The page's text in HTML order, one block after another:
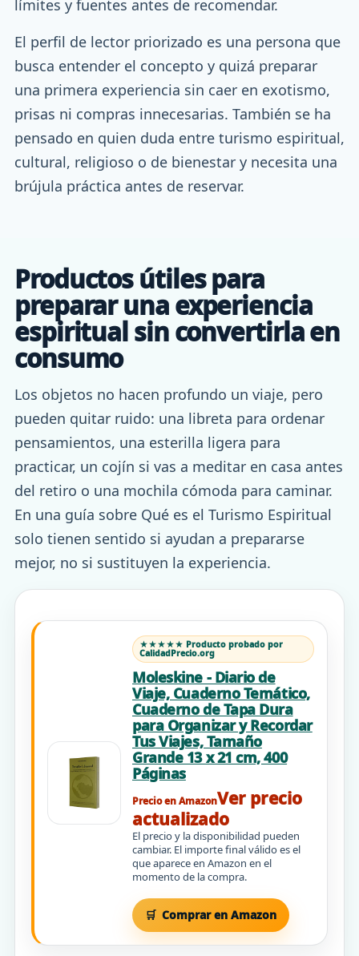
límites y fuentes antes de recomendar.
El perfil de lector priorizado es una persona que
busca entender el concepto y quizá preparar
una primera experiencia sin caer en exotismo,
prisas ni compras innecesarias. También se ha
pensado en quien duda entre turismo espiritual,
cultural, religioso o de bienestar y necesita una
brújula práctica antes de reservar.
Productos útiles para
preparar una experiencia
espiritual sin convertirla en
consumo
Los objetos no hacen profundo un viaje, pero
pueden quitar ruido: una libreta para ordenar
pensamientos, una esterilla ligera para
practicar, un cojín si vas a meditar en casa antes
del retiro o una mochila cómoda para caminar.
En una guía sobre Qué es el Turismo Espiritual
solo tienen sentido si ayudan a prepararse
mejor, no si sustituyen la experiencia.
★★★★★ Producto probado por
CalidadPrecio.org
Moleskine - Diario de
Viaje, Cuaderno Temático,
Cuaderno de Tapa Dura
para Organizar y Recordar
Tus Viajes, Tamaño
Grande 13 x 21 cm, 400
Páginas
Precio en AmazonVer precio
actualizado
El precio y la disponibilidad pueden
cambiar. El importe final válido es el
que aparece en Amazon en el
momento de la compra.
Comprar en Amazon